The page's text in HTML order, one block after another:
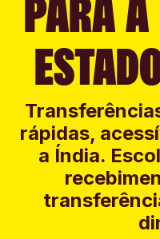
PARA
rápidas,
a Índia.